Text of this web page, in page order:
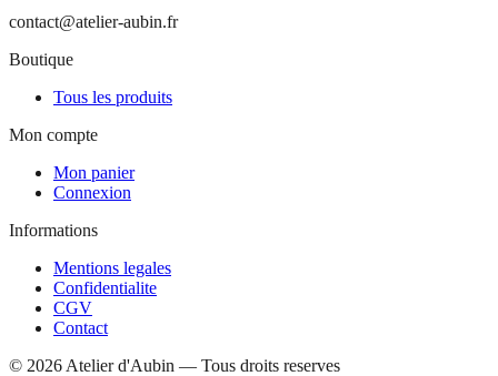
contact@atelier-aubin.fr
Boutique
Tous les produits
Mon compte
Mon panier
Connexion
Informations
Mentions legales
Confidentialite
CGV
Contact
© 2026 Atelier d'Aubin — Tous droits reserves